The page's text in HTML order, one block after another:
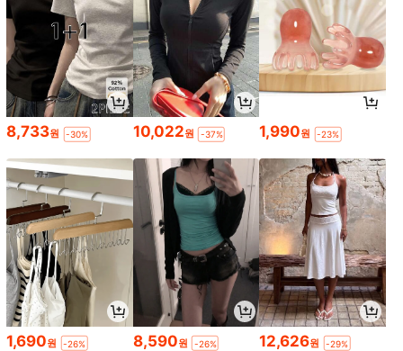
8,733원 -30% 10,022원 -37% 1,990원 -23%
1,690원 -26% 8,590원 -26% 12,626원 -29%